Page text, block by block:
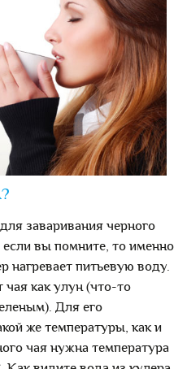
заваривания черного
вы помните, то именно
нагревает питьевую воду.
как улун (что-то
Для его
же температуры, как и
чая нужна температура